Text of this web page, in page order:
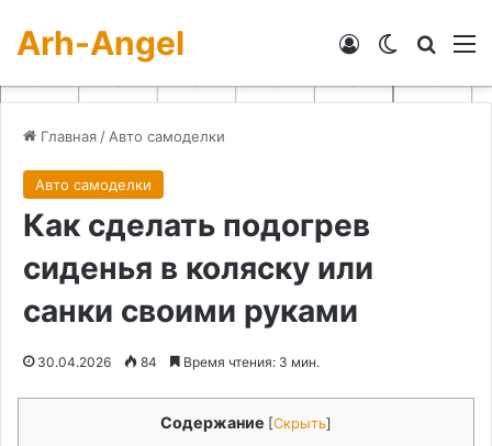
Arh-Angel Switch skin
Войти
Главная / Авто самоделки
Авто самоделки
Как сделать подогрев
сиденья в коляску или
санки своими руками
30.04.2026 84 Время чтения: 3 мин.
Содержание [Скрыть]